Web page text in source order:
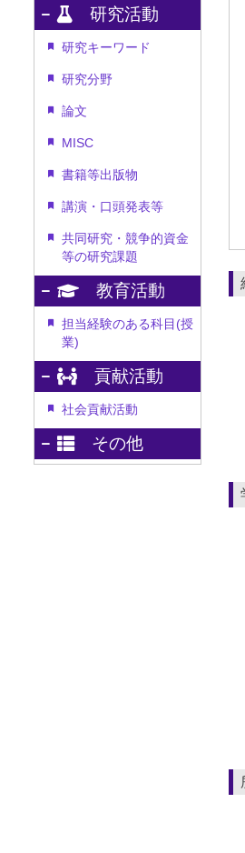
研究活動
研究キーワード
研究分野
論文
MISC
書籍等出版物
講演・口頭発表等
共同研究・競争的資金
等の研究課題
教育活動
担当経験のある科目(授
業)
貢献活動
社会貢献活動
その他